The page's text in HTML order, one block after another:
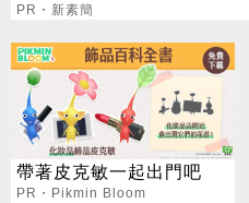
PR・新素簡
帶著皮克敏一起出門吧
PR・Pikmin Bloom